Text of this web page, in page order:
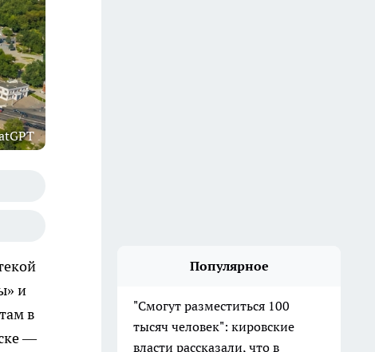
и
в
—
Популярное
"Смогут разместиться 100
тысяч человек": кировские
власти рассказали, что в